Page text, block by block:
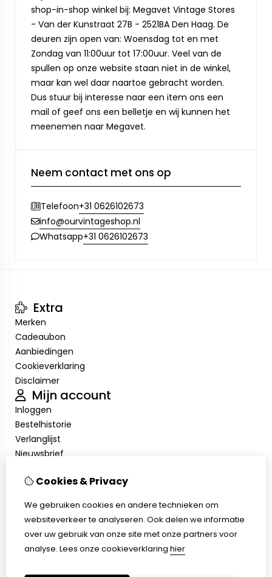
shop-in-shop winkel bij: Megavet Vintage Stores
- Van der Kunstraat 27B - 2521BA Den Haag. De
deuren zijn open van: Woensdag tot en met
Zondag van 11:00uur tot 17:00uur. Veel van de
spullen op onze website staan niet in de winkel,
maar kan wel daar naartoe gebracht worden.
Dus stuur bij interesse naar een item ons een
mail of geef ons een belletje en wij kunnen het
meenemen naar Megavet.
Neem contact met ons op
Telefoon+31 0626102673
info@ourvintageshop.nl
Whatsapp+31 0626102673
Extra
Merken
Cadeaubon
Aanbiedingen
Cookieverklaring
Disclaimer
Mijn account
Inloggen
Bestelhistorie
Verlanglijst
Nieuwsbrief
Disclaimer
Contact
Retourneren
Sitemap
Cookieverklaring
Cookies & Privacy
We gebruiken cookies en andere technieken om
websiteverkeer te analyseren. Ook delen we informatie
over uw gebruik van onze site met onze partners voor
analyse. Lees onze cookieverklaring hier